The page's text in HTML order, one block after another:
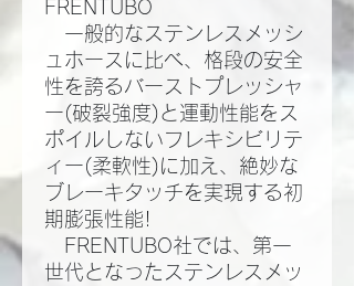
FRENTUBO
一般的なステンレスメッシ
ュホースに比べ、格段の安全
性を誇るバーストプレッシャ
ー(破裂強度)と運動性能をス
ポイルしないフレキシビリテ
ィー(柔軟性)に加え、絶妙な
ブレーキタッチを実現する初
期膨張性能!​
FRENTUBO社では、第一
世代となったステンレスメッ